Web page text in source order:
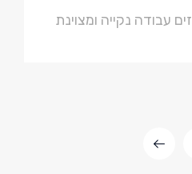
עבודה נקייה ומצוינת